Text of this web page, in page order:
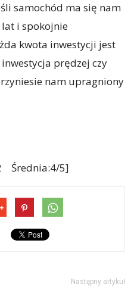
samochód ma się nam
i spokojnie
kwota inwestycji jest
prędzej czy
nam upragniony
Średnia:4/5]
Następny artykuł